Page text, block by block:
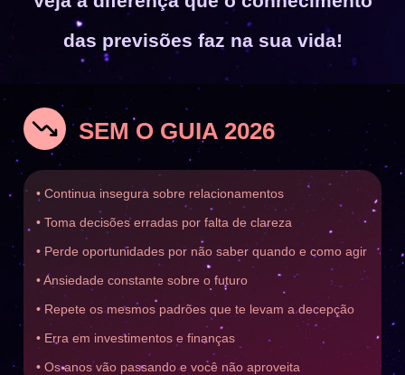
das previsões faz na sua vida!​
SEM O GUIA 2026
• Continua insegura sobre relacionamentos
• Toma decisões erradas por falta de clareza
• Perde oportunidades por não saber quando e como agir
• Ansiedade constante sobre o futuro
• Repete os mesmos padrões que te levam a decepção
• Erra em investimentos e finanças
• Os anos vão passando e você não aproveita